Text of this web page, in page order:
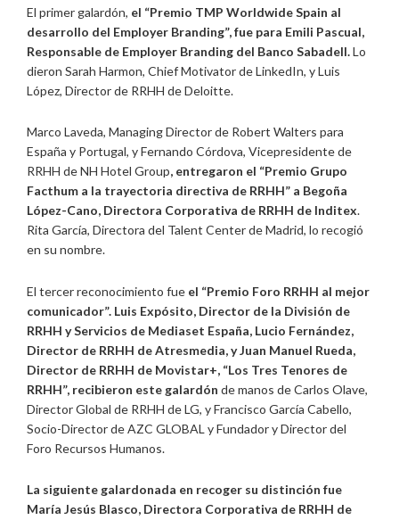
El primer galardón, el “Premio TMP Worldwide Spain al
desarrollo del Employer Branding”, fue para Emili Pascual,
Responsable de Employer Branding del Banco Sabadell.Lo
dieron Sarah Harmon, Chief Motivator de LinkedIn, y Luis
López, Director de RRHH de Deloitte.
Marco Laveda, Managing Director de Robert Walters para
España y Portugal, y Fernando Córdova, Vicepresidente de
RRHH de NH Hotel Group, entregaron el “Premio Grupo
Facthum a la trayectoria directiva de RRHH” a Begoña
López-Cano, Directora Corporativa de RRHH de Inditex.
Rita García, Directora del Talent Center de Madrid, lo recogió
en su nombre.
El tercer reconocimiento fue el “Premio Foro RRHH al mejor
comunicador”. Luis Expósito, Director de la División de
RRHH y Servicios de Mediaset España, Lucio Fernández,
Director de RRHH de Atresmedia, y Juan Manuel Rueda,
Director de RRHH de Movistar+, “Los Tres Tenores de
RRHH”, recibieron este galardón de manos de Carlos Olave,
Director Global de RRHH de LG, y Francisco García Cabello,
Socio-Director de AZC GLOBAL y Fundador y Director del
Foro Recursos Humanos.
La siguiente galardonada en recoger su distinción fue
María Jesús Blasco, Directora Corporativa de RRHH de